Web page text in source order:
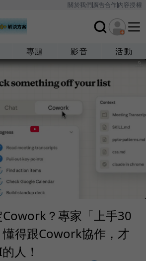
關於我們廣告合作內容授權
專題 影音 活動
？專家「上手30
得跟Cowork協作，才
人！